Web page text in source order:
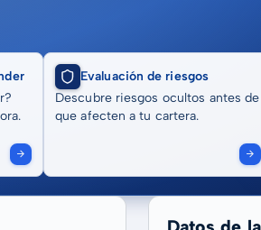
Evaluación de riesgos
Descubre riesgos ocultos antes de
que afecten a tu cartera.